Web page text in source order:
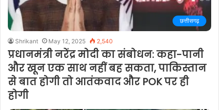
छत्तीसगढ़
Shrikant May 12, 2025 2,540
प्रधानमंत्री नरेंद्र मोदी का संबोधन: कहा-पानी
और खून एक साथ नहीं बह सकता, पाकिस्तान
से बात होगी तो आतंकवाद और POK पर ही
होगी